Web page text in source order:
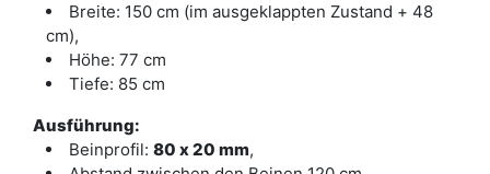
Breite: 150 cm (im ausgeklappten Zustand + 48
cm),
Höhe: 77 cm
Tiefe: 85 cm
Ausführung:
Beinprofil: 80 x 20 mm,